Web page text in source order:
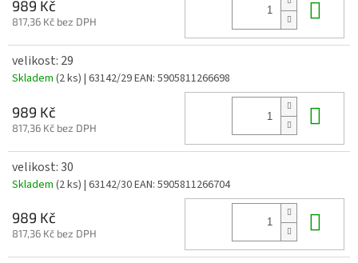
989 Kč
817,36 Kč bez DPH
velikost: 29
Skladem (2 ks) | 63142/29EAN: 5905811266698
989 Kč
817,36 Kč bez DPH
velikost: 30
Skladem (2 ks) | 63142/30EAN: 5905811266704
989 Kč
817,36 Kč bez DPH